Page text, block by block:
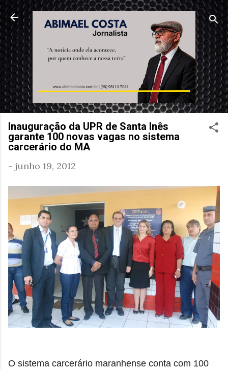
Pular para o conteúdo principal
Inauguração da UPR de Santa Inês
garante 100 novas vagas no sistema
carcerário do MA
- junho 19, 2012
O sistema carcerário maranhense conta com 100